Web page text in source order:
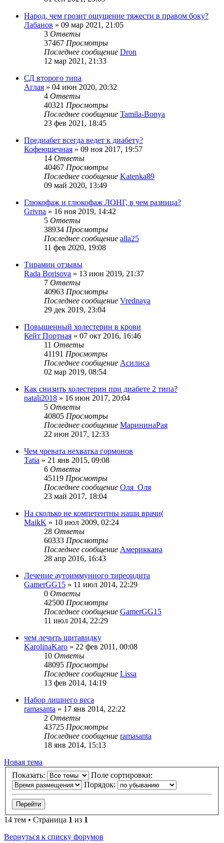
Народ, чем грозит ощущение тяжести в правом боку?
Лабанов » 09 мар 2021, 21:05
3 Ответы
37467 Просмотры
Последнее сообщение Dron
12 мар 2021, 21:33
СД второго типа
Аглая » 04 июн 2020, 20:32
4 Ответы
40321 Просмотры
Последнее сообщение Tamila-Bonya
23 фев 2021, 18:45
Предиабет всегда ведет к диабету?
Кофеюшечная » 09 ноя 2017, 19:57
14 Ответы
40467 Просмотры
Последнее сообщение Katenka89
09 май 2020, 13:49
Глюкофаж и глюкофаж ЛОНГ, в чем разница?
Grivna » 16 ноя 2019, 14:42
5 Ответы
38934 Просмотры
Последнее сообщение alla25
11 фев 2020, 19:08
Тирамин отзывы
Rada Borisova » 13 июн 2019, 21:37
7 Ответы
40963 Просмотры
Последнее сообщение Vrednaya
29 дек 2019, 23:04
Повышенный холестерин в крови
Кейт Портная » 07 окт 2016, 16:46
11 Ответы
41191 Просмотры
Последнее сообщение Асилиса
02 мар 2019, 08:54
Как снизить холестерин при диабете 2 типа?
natali2018 » 16 июн 2017, 20:04
5 Ответы
40805 Просмотры
Последнее сообщение МарининаРая
22 июн 2017, 12:33
Чем чревата нехватка гормонов
Tatia » 21 янв 2015, 09:08
6 Ответы
45119 Просмотры
Последнее сообщение Оля_Оля
23 май 2017, 18:04
На сколько не компетентны наши врачи(
MaikK » 10 июл 2009, 02:24
28 Ответы
60333 Просмотры
Последнее сообщение Америккана
28 апр 2016, 16:43
Лечение аутоиммунного тиреоидита
GamerGG15 » 11 июл 2014, 22:29
0 Ответы
42500 Просмотры
Последнее сообщение GamerGG15
11 июл 2014, 22:29
чем лечить щитавидку
KarolinaKaro » 22 фев 2011, 00:08
10 Ответы
48095 Просмотры
Последнее сообщение Lissa
13 фев 2014, 14:19
Набор лишнего веса
ramasanta » 17 янв 2014, 22:22
2 Ответы
43725 Просмотры
Последнее сообщение ramasanta
18 янв 2014, 15:13
Новая тема
Показать:
Поле сортировки:
Порядок:
14 тем • Страница 1 из 1
Вернуться к списку форумов